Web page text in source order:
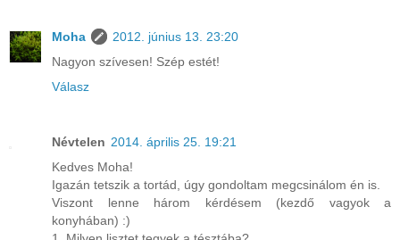
Moha
2012. június 13. 23:20
Nagyon szívesen! Szép estét!
Válasz
Névtelen 2014. április 25. 19:21
Kedves Moha!
Igazán tetszik a tortád, úgy gondoltam megcsinálom én is.
Viszont lenne három kérdésem (kezdő vagyok a
konyhában) :)